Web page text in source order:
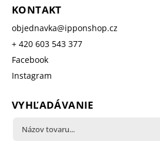
KONTAKT
objednavka@ipponshop.cz
+ 420 603 543 377
Facebook
Instagram
VYHĽADÁVANIE